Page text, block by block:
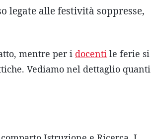
legate alle festività soppresse,
mentre per i docenti le ferie si
Vediamo nel dettaglio quanti